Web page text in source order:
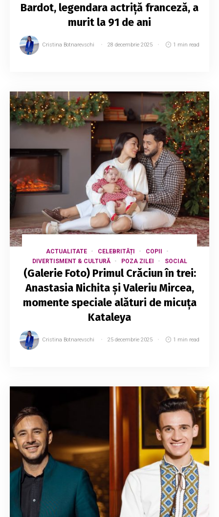
Bardot, legendara actriță franceză, a
murit la 91 de ani
Cristina Botnarevschi 28 decembrie 2025 1 min read
ACTUALITATE CELEBRITĂȚI
COPII
DIVERTISMENT & CULTURĂ
POZA ZILEI SOCIAL
(Galerie Foto) Primul Crăciun în trei:
Anastasia Nichita și Valeriu Mircea,
momente speciale alături de micuța
Kataleya
Cristina Botnarevschi 25 decembrie 2025 1 min read